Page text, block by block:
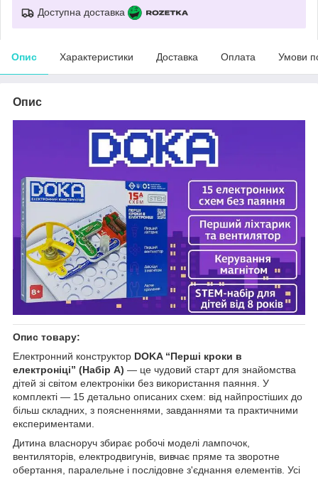
Доступна доставка
Опис Характеристики Доставка Оплата Умови
Опис
Опис товару:
Електронний конструктор DOKA “Перші кроки в
електроніці” (Набір А) — це чудовий старт для знайомства
дітей зі світом електроніки без використання паяння. У
комплекті — 15 детально описаних схем: від найпростіших до
більш складних, з поясненнями, завданнями та практичними
експериментами.
Дитина власноруч збирає робочі моделі лампочок,
вентиляторів, електродвигунів, вивчає пряме та зворотне
обертання, паралельне і послідовне з'єднання елементів. Усі